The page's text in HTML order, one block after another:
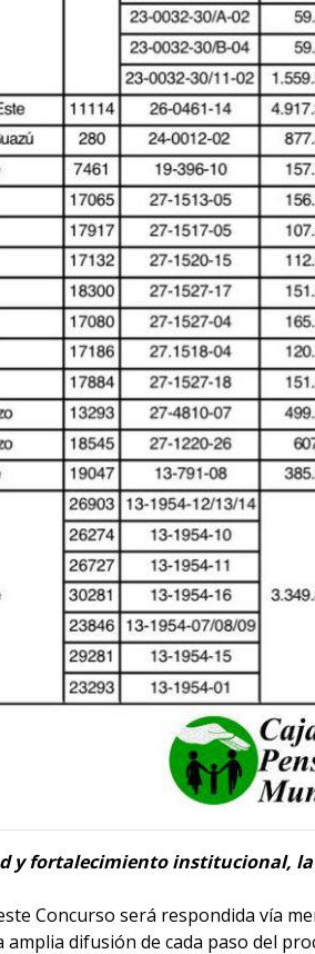
y fortalecimiento institucional, la
Concurso será respondida vía
amplia difusión de cada paso del